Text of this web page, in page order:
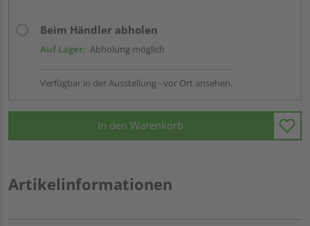
Beim Händler abholen
Auf Lager: Abholung möglich
Verfügbar in der Ausstellung - vor Ort ansehen.
In den Warenkorb
Artikelinformationen